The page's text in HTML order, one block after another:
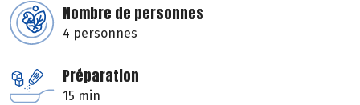
Nombre de personnes
4 personnes
Préparation
15 min